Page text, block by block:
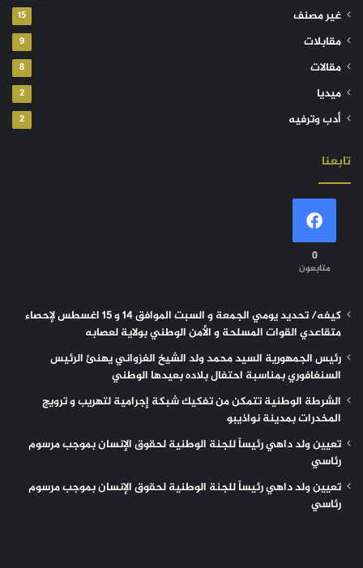
غير مصنف 15
مقابلات 9
مقالات 8
ميديا 2
أدب وترفيه 2
تابعنا
0
متابعون
كيفه/ تحديد يومي الجمعة و السبت الموافق 14 و 15 اغسطس لإحصاء
متقاعدي القوات المسلحة و الأمن الوطني بولاية لعصابه
رئيس الجمهورية السيد محمد ولد الشيخ الغزواني يهنئ الرئيس
السنغافوري بمناسبة احتفال بلاده بعيدها الوطني
الشرطة الوطنية تتمكن من تفكيك شبكة إجرامية لتهريب و ترويج
المخدرات بمدينة نواذيبو
تعيين ولد داهي رئيساً للجنة الوطنية لحقوق الإنسان بموجب مرسوم
رئاسي
تعيين ولد داهي رئيساً للجنة الوطنية لحقوق الإنسان بموجب مرسوم
رئاسي